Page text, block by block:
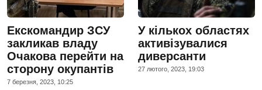
Екскомандир ЗСУ
закликав владу
Очакова перейти на
сторону окупантів
7 березня, 2023, 10:25
У кількох областях
активізувалися
диверсанти
27 лютого, 2023, 19:03